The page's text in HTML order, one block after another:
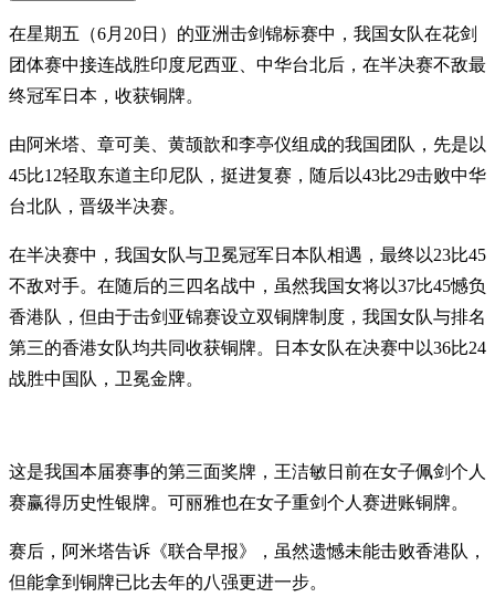
在星期五（6月20日）的亚洲击剑锦标赛中，我国女队在花剑
团体赛中接连战胜印度尼西亚、中华台北后，在半决赛不敌最
终冠军日本，收获铜牌。
由阿米塔、章可美、黄颉歆和李亭仪组成的我国团队，先是以
45比12轻取东道主印尼队，挺进复赛，随后以43比29击败中华
台北队，晋级半决赛。
在半决赛中，我国女队与卫冕冠军日本队相遇，最终以23比45
不敌对手。在随后的三四名战中，虽然我国女将以37比45憾负
香港队，但由于击剑亚锦赛设立双铜牌制度，我国女队与排名
第三的香港女队均共同收获铜牌。日本女队在决赛中以36比24
战胜中国队，卫冕金牌。
这是我国本届赛事的第三面奖牌，王洁敏日前在女子佩剑个人
赛赢得历史性银牌。可丽雅也在女子重剑个人赛进账铜牌。
赛后，阿米塔告诉《联合早报》，虽然遗憾未能击败香港队，
但能拿到铜牌已比去年的八强更进一步。